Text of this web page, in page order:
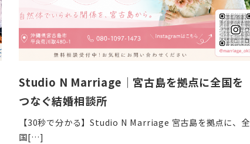
Studio N Marriage｜宮古島を拠点に全国を
つなぐ結婚相談所
【30秒で分かる】Studio N Marriage 宮古島を拠点に、全
国[…]